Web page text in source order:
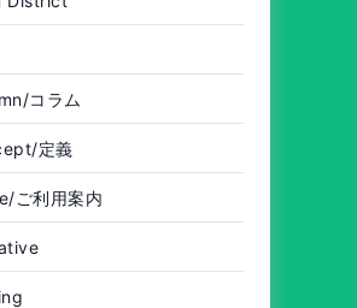
コラム
定義
ご利用案内